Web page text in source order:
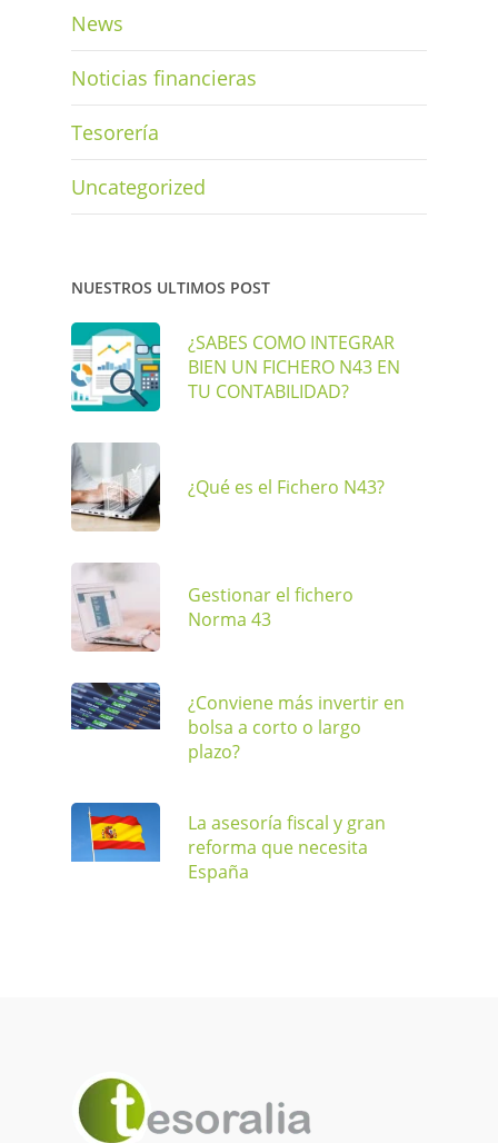
News
Noticias financieras
Tesorería
Uncategorized
NUESTROS ULTIMOS POST
¿SABES COMO INTEGRAR
BIEN UN FICHERO N43 EN
TU CONTABILIDAD?
¿Qué es el Fichero N43?
Gestionar el fichero
Norma 43
¿Conviene más invertir en
bolsa a corto o largo
plazo?
La asesoría fiscal y gran
reforma que necesita
España